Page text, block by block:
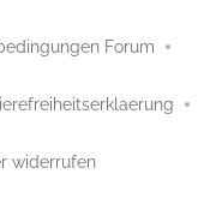
Forum
widerrufen